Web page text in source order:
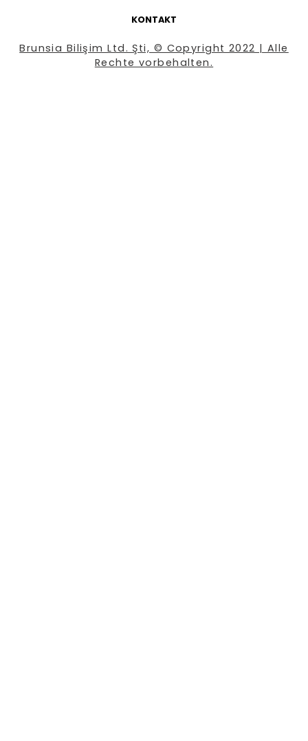
KONTAKT
Brunsia Bilişim Ltd. Şti, © Copyright 2022 | Alle
Rechte vorbehalten.